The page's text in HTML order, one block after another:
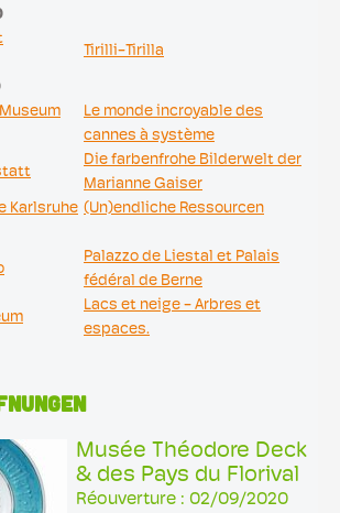
Tirilli-Tirilla
Le monde incroyable des
cannes à système
Die farbenfrohe Bilderwelt der
Marianne Gaiser
Karlsruhe (Un)endliche Ressourcen
Palazzo de Liestal et Palais
fédéral de Berne
Lacs et neige - Arbres et
espaces.
Musée Théodore Deck
& des Pays du Florival
Réouverture : 02/09/2020